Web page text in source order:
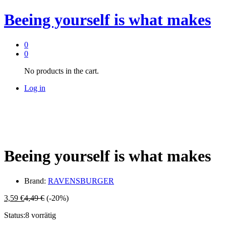
Beeing yourself is what makes
0
0
No products in the cart.
Log in
Beeing yourself is what makes
Brand: RAVENSBURGER
3,59 €4,49€ (-20%)
Status:8 vorrätig